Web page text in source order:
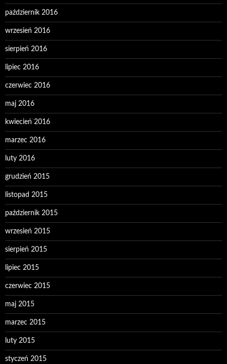
październik 2016
wrzesień 2016
sierpień 2016
lipiec 2016
czerwiec 2016
maj 2016
kwiecień 2016
marzec 2016
luty 2016
grudzień 2015
listopad 2015
październik 2015
wrzesień 2015
sierpień 2015
lipiec 2015
czerwiec 2015
maj 2015
marzec 2015
luty 2015
styczeń 2015